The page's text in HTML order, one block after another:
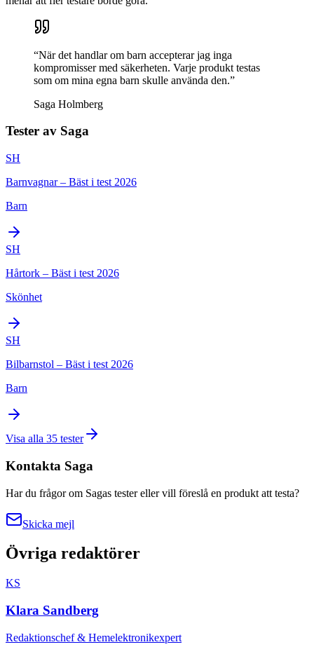
“När det handlar om barn accepterar jag inga
kompromisser med säkerheten. Varje produkt testas
som om mina egna barn skulle använda den.”
Saga Holmberg
Tester av Saga
SH
Barnvagnar – Bäst i test 2026
Barn
SH
Hårtork – Bäst i test 2026
Skönhet
SH
Bilbarnstol – Bäst i test 2026
Barn
Visa alla 35 tester
Kontakta Saga
Har du frågor om Sagas tester eller vill föreslå en produkt att testa?
Skicka mejl
Övriga redaktörer
KS
Klara Sandberg
Redaktionschef & Hemelektronikexpert